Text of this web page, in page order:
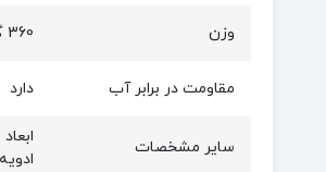
وزن 360 گرم
مقاومت در برابر آب دارد
سایر مشخصات
ادویه:150 میلی